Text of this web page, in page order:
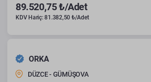
89.520,75 ₺/Adet
KDV Hariç: 81.382,50 ₺/Adet
ORKA
DÜZCE - GÜMÜŞOVA